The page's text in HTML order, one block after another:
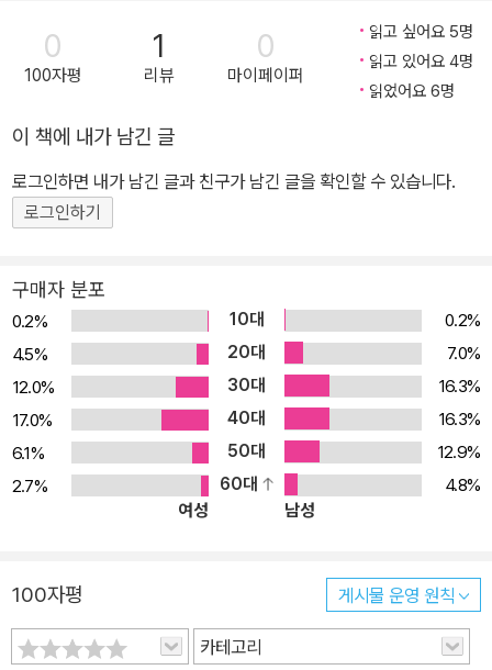
교회의 현실이라고 저자는 진단하지만 또한 한국교회의 현실이기도
하다. 오스 기니스는 이 책에서 당신에게 “지금, 예수님이 주(主)인
가, 현대성의 세력들이 주인가?” 묻고 있다. 진보 세속주의와 급진 이
도전과 시련에 끝까지 믿음을 지킴으로써 우리 세대에 하나님이 주신
뜻을 충실히 감당해야 한다고 저자는 강조한다. 어떤 대가를 치르더
라도 모든 어려움에 맞서 복음을 신뢰하고, 복음에 순종하며 살아야
라서 우리는 다양한 신앙에 대한 변절의 유혹과 죽음의 위협에 단호
하게 저항할 수 있어야 한다고 저자는 강조한다. 종교개혁 500주년
에 즈음하여 서구교회의 위기를 통해 또한 우리 교회의 내부를 깊숙
이 돌아보게 하는 책이다.
0
100자평
1
리뷰
0
마이페이퍼
읽고 싶어요 5명
읽고 있어요 4명
읽었어요 6명
이 책에 내가 남긴 글
로그인하면 내가 남긴 글과 친구가 남긴 글을 확인할 수 있습니다.
로그인하기
구매자 분포
0.2% 10대
0.2%
4.5%
20대
7.0%
12.0%
30대
16.3%
17.0%
40대
16.3%
6.1%
50대
12.9%
2.7%
60대
4.8%
여성
남성
100자평 게시물 운영 원칙
카테고리